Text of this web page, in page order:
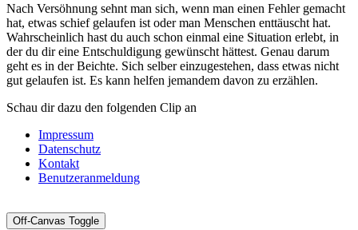
Nach Versöhnung sehnt man sich, wenn man einen Fehler gemacht
hat, etwas schief gelaufen ist oder man Menschen enttäuscht hat.
Wahrscheinlich hast du auch schon einmal eine Situation erlebt, in
der du dir eine Entschuldigung gewünscht hättest. Genau darum
geht es in der Beichte. Sich selber einzugestehen, dass etwas nicht
gut gelaufen ist. Es kann helfen jemandem davon zu erzählen.
Schau dir dazu den folgenden Clip an
Impressum
Datenschutz
Kontakt
Benutzeranmeldung
Off-Canvas Toggle